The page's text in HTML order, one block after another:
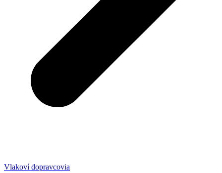
Vlakoví dopravcovia